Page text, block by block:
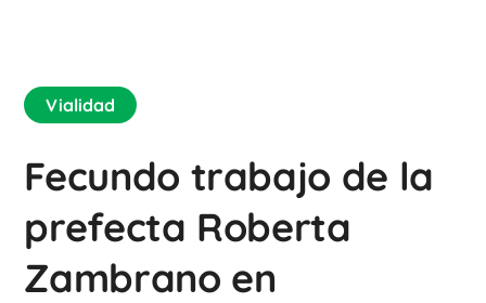
Vialidad
Fecundo trabajo de la
prefecta Roberta
Zambrano en